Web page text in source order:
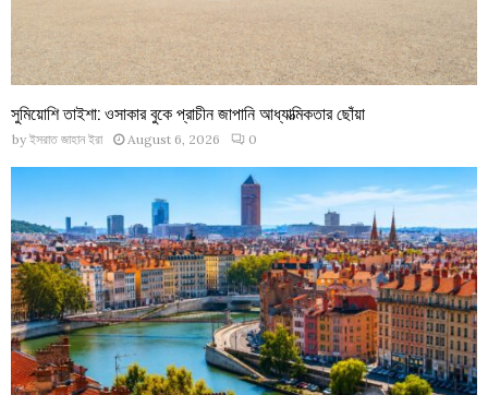
সুমিয়োশি তাইশা: ওসাকার বুকে প্রাচীন জাপানি আধ্যাত্মিকতার ছোঁয়া
by ইসরাত জাহান ইরা August 6, 2026 0